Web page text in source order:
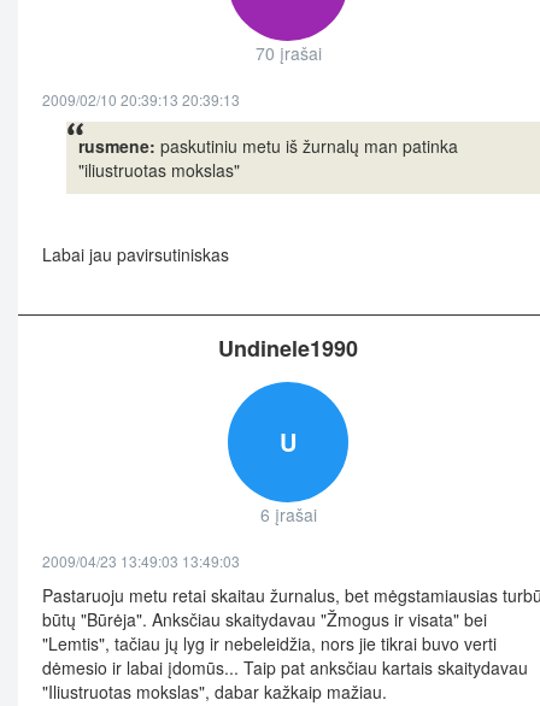
70 įrašai
2009/02/10 20:39:13 20:39:13
rusmene: paskutiniu metu iš žurnalų man patinka
"iliustruotas mokslas"
Labai jau pavirsutiniskas
Undinele1990
U
6 įrašai
2009/04/23 13:49:03 13:49:03
Pastaruoju metu retai skaitau žurnalus, bet mėgstamiausias
būtų "Būrėja". Anksčiau skaitydavau "Žmogus ir visata" bei
"Lemtis", tačiau jų lyg ir nebeleidžia, nors jie tikrai buvo verti
dėmesio ir labai įdomūs... Taip pat anksčiau kartais skaitydavau
"Iliustruotas mokslas", dabar kažkaip mažiau.